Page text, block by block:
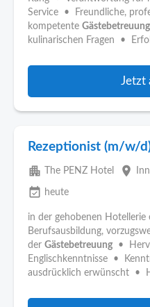
Service • Freundliche,
kompetente Gästebetreuung
kulinarischen Fragen •
Jetzt
Rezeptionist (m/w/
apartment The PENZ Hotel place
event_available heute
in der gehobenen
Berufsausbildung,
der Gästebetreuung •
Englischkenntnisse •
ausdrücklich erwünscht •